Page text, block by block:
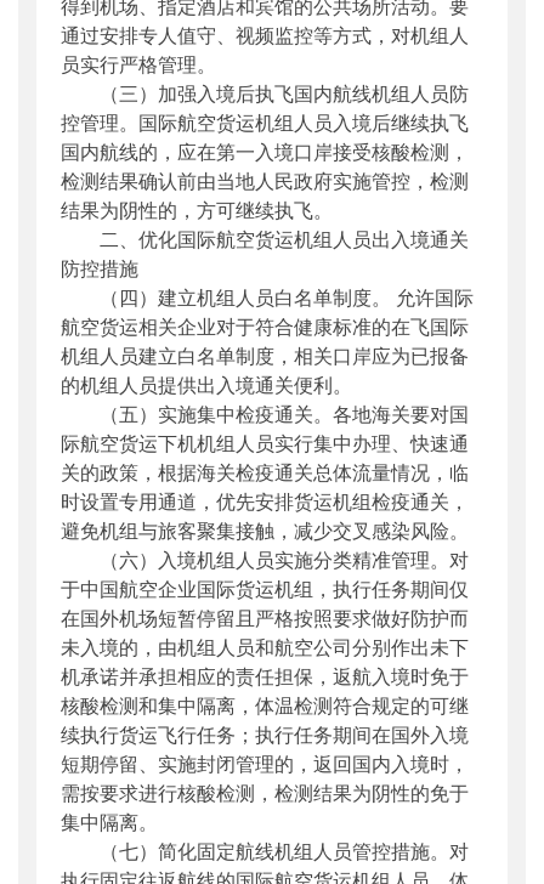
得到机场、指定酒店和宾馆的公共场所活动。要
通过安排专人值守、视频监控等方式，对机组人
员实行严格管理。
（三）加强入境后执飞国内航线机组人员防
控管理。国际航空货运机组人员入境后继续执飞
国内航线的，应在第一入境口岸接受核酸检测，
检测结果确认前由当地人民政府实施管控，检测
结果为阴性的，方可继续执飞。
二、优化国际航空货运机组人员出入境通关
防控措施
（四）建立机组人员白名单制度。 允许国际
航空货运相关企业对于符合健康标准的在飞国际
机组人员建立白名单制度，相关口岸应为已报备
的机组人员提供出入境通关便利。
（五）实施集中检疫通关。各地海关要对国
际航空货运下机机组人员实行集中办理、快速通
关的政策，根据海关检疫通关总体流量情况，临
时设置专用通道，优先安排货运机组检疫通关，
避免机组与旅客聚集接触，减少交叉感染风险。
（六）入境机组人员实施分类精准管理。对
于中国航空企业国际货运机组，执行任务期间仅
在国外机场短暂停留且严格按照要求做好防护而
未入境的，由机组人员和航空公司分别作出未下
机承诺并承担相应的责任担保，返航入境时免于
核酸检测和集中隔离，体温检测符合规定的可继
续执行货运飞行任务；执行任务期间在国外入境
短期停留、实施封闭管理的，返回国内入境时，
需按要求进行核酸检测，检测结果为阴性的免于
集中隔离。
（七）简化固定航线机组人员管控措施。对